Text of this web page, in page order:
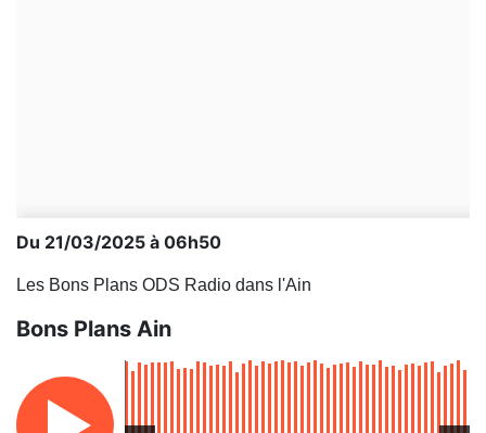
Du 21/03/2025 à 06h50
Les Bons Plans ODS Radio dans l'Ain
Bons Plans Ain